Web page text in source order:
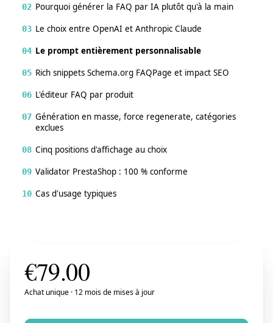
02 Pourquoi générer la FAQ par IA plutôt qu'à la main
03 Le choix entre OpenAI et Anthropic Claude
04 Le prompt entièrement personnalisable
05 Rich snippets Schema.org FAQPage et impact SEO
06 L'éditeur FAQ par produit
07 Génération en masse, force regenerate, catégories
exclues
08 Cinq positions d'affichage au choix
09 Validator PrestaShop : 100 % conforme
10 Cas d'usage typiques
€79.00
Achat unique · 12 mois de mises à jour